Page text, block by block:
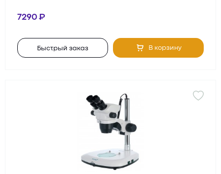
7290
Быстрый заказ В корзину